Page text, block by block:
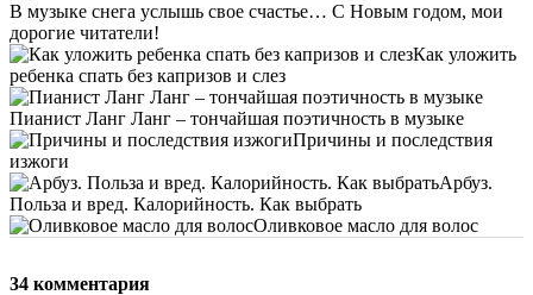
В музыке снега услышь свое счастье… С Новым годом, мои
дорогие читатели!
Как уложить
ребенка спать без капризов и слез
Пианист Ланг Ланг – тончайшая поэтичность в музыке
Причины и последствия
изжоги
Арбуз.
Польза и вред. Калорийность. Как выбрать
Оливковое масло для волос
34 комментария